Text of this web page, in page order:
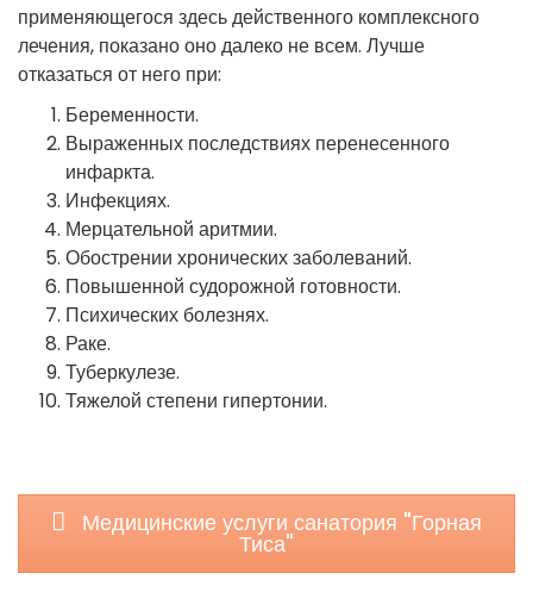
применяющегося здесь действенного комплексного
лечения, показано оно далеко не всем. Лучше
отказаться от него при:
Беременности.
Выраженных последствиях перенесенного
инфаркта.
Инфекциях.
Мерцательной аритмии.
Обострении хронических заболеваний.
Повышенной судорожной готовности.
Психических болезнях.
Раке.
Туберкулезе.
Тяжелой степени гипертонии.
Медицинские услуги санатория "Горная
Тиса"